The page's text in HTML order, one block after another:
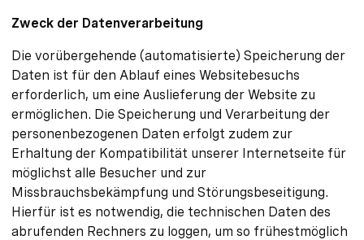
Zweck der Datenverarbeitung
Die vorübergehende (automatisierte) Speicherung der
Daten ist für den Ablauf eines Websitebesuchs
erforderlich, um eine Auslieferung der Website zu
ermöglichen. Die Speicherung und Verarbeitung der
personenbezogenen Daten erfolgt zudem zur
Erhaltung der Kompatibilität unserer Internetseite für
möglichst alle Besucher und zur
Missbrauchsbekämpfung und Störungsbeseitigung.
Hierfür ist es notwendig, die technischen Daten des
abrufenden Rechners zu loggen, um so frühestmöglich